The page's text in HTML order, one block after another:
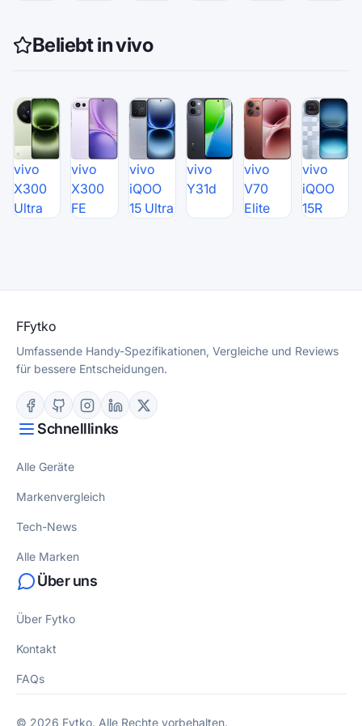
Beliebt in vivo
vivo
X300
Ultra
vivo
X300
FE
vivo
iQOO
15 Ultra
vivo
Y31d
vivo
V70
Elite
vivo
iQOO
15R
FFytko
Umfassende Handy-Spezifikationen, Vergleiche und Reviews
für bessere Entscheidungen.
Schnelllinks
Alle Geräte
Markenvergleich
Tech-News
Alle Marken
Über uns
Über Fytko
Kontakt
FAQs
© 2026 Fytko. Alle Rechte vorbehalten.